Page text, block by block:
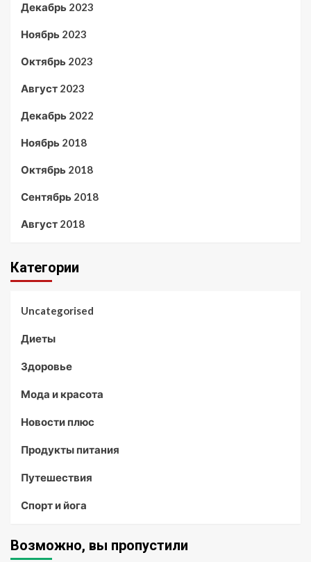
Декабрь 2023
Ноябрь 2023
Октябрь 2023
Август 2023
Декабрь 2022
Ноябрь 2018
Октябрь 2018
Сентябрь 2018
Август 2018
Категории
Uncategorised
Диеты
Здоровье
Мода и красота
Новости плюс
Продукты питания
Путешествия
Спорт и йога
Возможно, вы пропустили